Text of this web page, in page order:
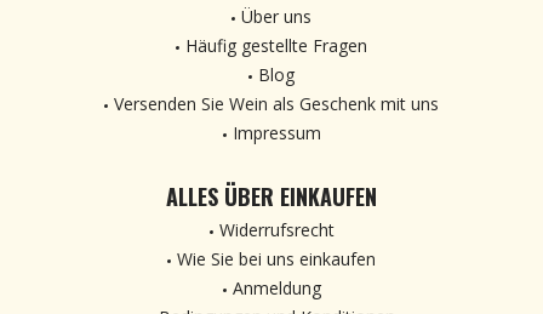
Über uns
Häufig gestellte Fragen
Blog
Versenden Sie Wein als Geschenk mit uns
Impressum
ALLES ÜBER EINKAUFEN
Widerrufsrecht
Wie Sie bei uns einkaufen
Anmeldung